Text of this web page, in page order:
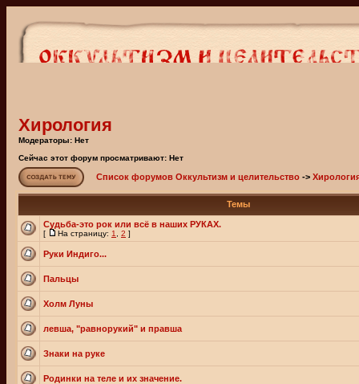
Хирология
Модераторы: Нет
Сейчас этот форум просматривают: Нет
Список форумов Оккультизм и целительство ->
Темы
Судьба-это рок или всё в наших РУКАХ.
[ На страницу: 1 2 ]
Руки Индиго...
Пальцы
Холм Луны
левша, "равнорукий" и правша
Знаки на руке
Родинки на теле и их значение.